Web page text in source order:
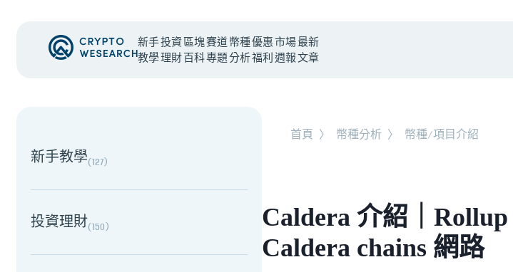
新手
教學
投資
理財
區塊
百科
賽道
專題
幣種
分析
優惠
福利
市場
週報
最新
文章
NEW EVENT
新手教學(127)
投資理財(150)
首頁 〉 幣種分析 〉 幣種/項目介紹
Caldera 介紹｜Rollup
Caldera chains 網路